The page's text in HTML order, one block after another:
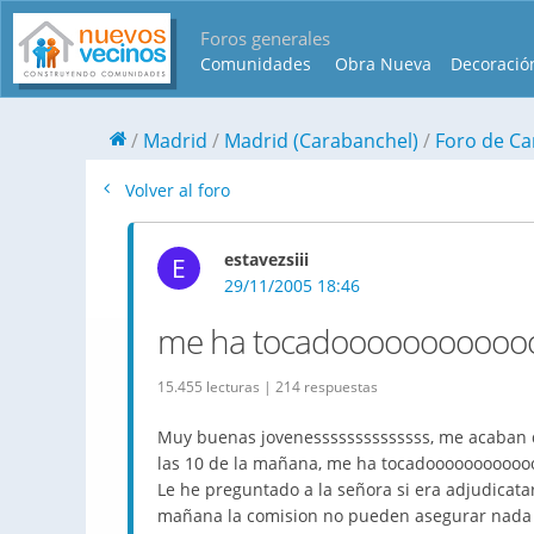
Foros generales
Comunidades Obra Nueva
Madrid Madrid (Carabanchel) Foro de
Volver al foro
E
estavezsiii
29/11/2005 18:46
me ha
15.455 lecturas | 214 respuestas
Muy buenas jovenessssssssssssss, me
las 10 de la mañana, me ha
Le he preguntado a la señora si era
mañana la comision no pueden asegurar